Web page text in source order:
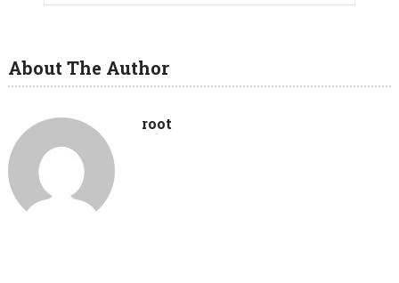
About The Author
root